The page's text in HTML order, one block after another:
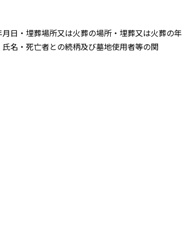
日・埋葬場所又は火葬の場所・埋葬又は火葬の年
名・死亡者との続柄及び墓地使用者等の関